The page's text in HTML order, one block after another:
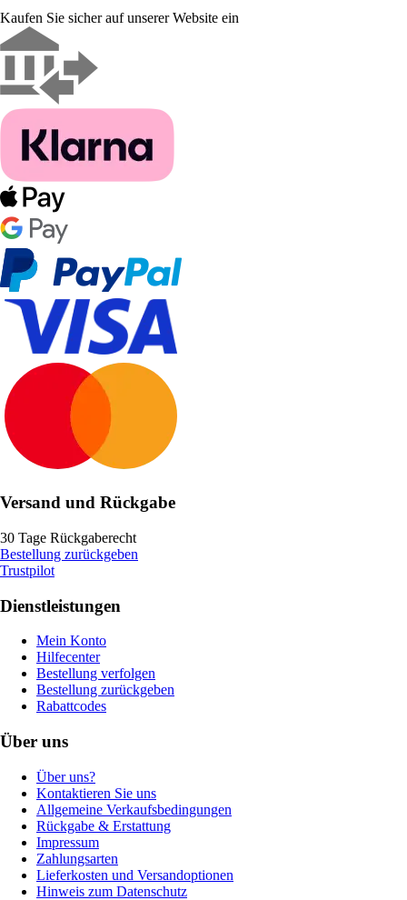
Kaufen Sie sicher auf unserer Website ein
Versand und Rückgabe
30 Tage Rückgaberecht
Bestellung zurückgeben
Trustpilot
Dienstleistungen
Mein Konto
Hilfecenter
Bestellung verfolgen
Bestellung zurückgeben
Rabattcodes
Über uns
Über uns?
Kontaktieren Sie uns
Allgemeine Verkaufsbedingungen
Rückgabe & Erstattung
Impressum
Zahlungsarten
Lieferkosten und Versandoptionen
Hinweis zum Datenschutz